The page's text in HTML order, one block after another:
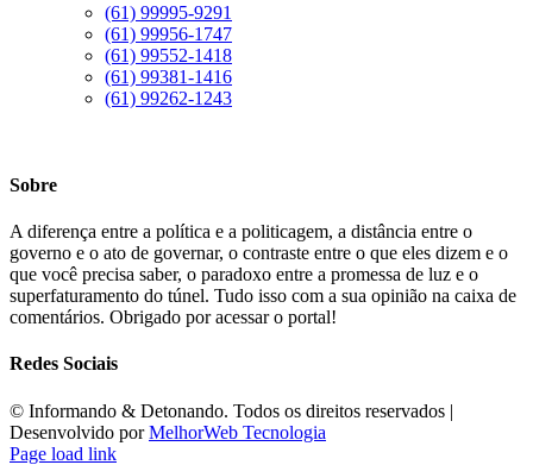
(61) 99995-9291
(61) 99956-1747
(61) 99552-1418
(61) 99381-1416
(61) 99262-1243
Sobre
A diferença entre a política e a politicagem, a distância entre o
governo e o ato de governar, o contraste entre o que eles dizem e o
que você precisa saber, o paradoxo entre a promessa de luz e o
superfaturamento do túnel. Tudo isso com a sua opinião na caixa de
comentários. Obrigado por acessar o portal!
Redes Sociais
©️ Informando & Detonando. Todos os direitos reservados |
Desenvolvido porMelhorWeb Tecnologia
Page load link